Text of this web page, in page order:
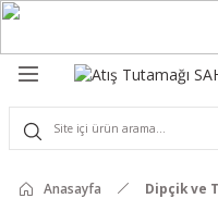
Pro Pantolon
Anasayfa Dipçik ve